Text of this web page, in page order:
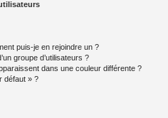
puis-je en rejoindre un ?
groupe d’utilisateurs ?
dans une couleur différente ?
défaut » ?